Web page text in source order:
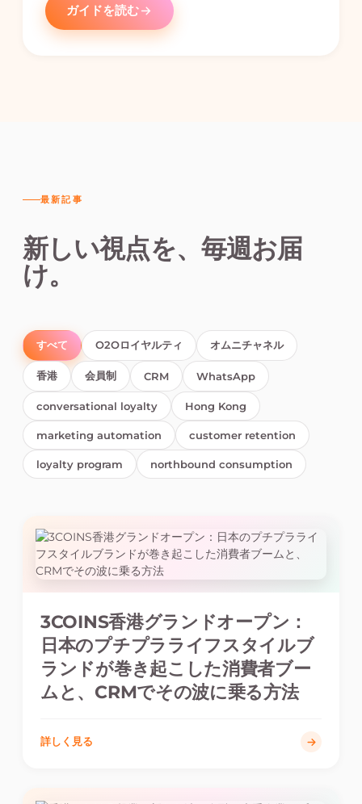
ガイドを読む
最新記事
新しい視点を、毎週お届
け。
すべて O2Oロイヤルティ オムニチャネル
香港 会員制 CRM WhatsApp
conversational loyalty Hong Kong
marketing automation customer retention
loyalty program northbound consumption
3COINS香港グランドオープン：
日本のプチプラライフスタイルブ
ランドが巻き起こした消費者ブー
ムと、CRMでその波に乗る方法
詳しく見る